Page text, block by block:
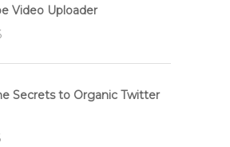
Video Uploader
Secrets to Organic Twitter